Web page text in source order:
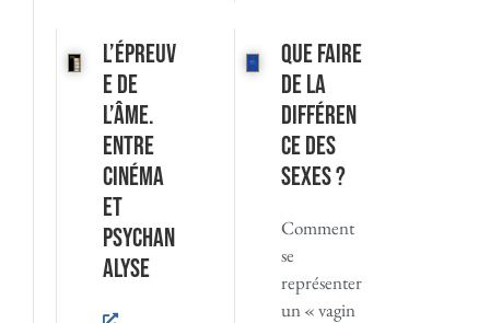
L’Épreuv
e de
l’âme.
Entre
cinéma
et
psychan
alyse
Que faire
de la
différen
ce des
sexes ?
Comment
se
représenter
un « vagin